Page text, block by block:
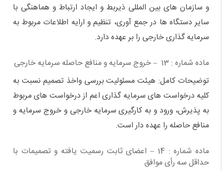
و سازمان های بین المللی ذیربط و ایجاد ارتباط و هماهنگی با
سایر دستگاه ها در جمع آوری،‌ تنظیم و ارایه اطلاعات مربوط به
سرمایه گذاری خارجی را بر عهده دارد.
ماده شماره : 13 – خروج سرمایه و منافع حاصله سرمایه خارجی
توضیحات کامل: هیئت مسئولیت بررسی واخذ تصمیم نسبت به
کلیه درخواست های سرمایه گذاری اعم از درخواست های مربوط
به پذیرش، ورود و به کارگیری سرمایه خارجی و خروج سرمایه و
منافع حاصله را عهده دار است.
ماده شماره : 14 – اعضای ثابت رسمیت یافته و تصمیمات با
حداقل سه رأی موافق